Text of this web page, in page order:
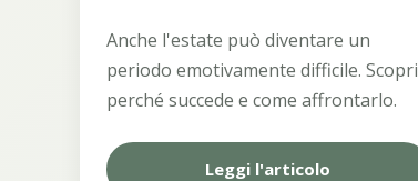
Anche l'estate può diventare un
periodo emotivamente difficile. Scopri
perché succede e come affrontarlo.
Leggi l'articolo